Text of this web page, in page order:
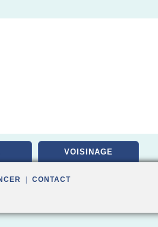
VOISINAGE
CONTACT